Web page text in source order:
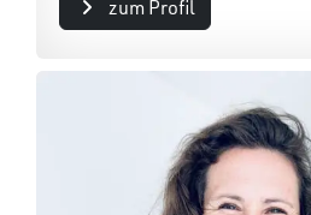
zum Profil